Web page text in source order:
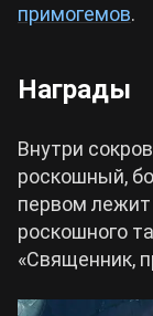
примогемов.
Награды
Внутри
роскошный,
первом лежит
роскошного
«Священник,